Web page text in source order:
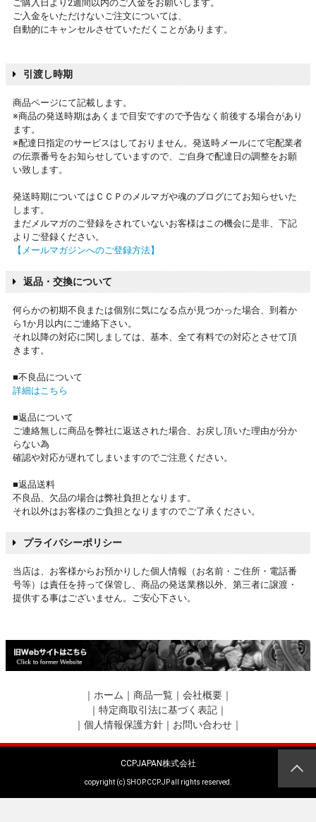
ご購入日より2週間以内のご入金をお願いします。
ご入金をいただけないご注文については、
自動的にキャンセルさせていただくことがあります。
引渡し時期
商品ページにて記載します。
※商品の発送時期はあくまで目安ですので予告なく前後する場合があり
ます。
※配達日指定のサービスはしておりません。発送時メールにて宅配業者
の伝票番号をお知らせしていますので、ご自身で配達日の調整をお願
い致します。
発送時期についてはＣＣＰのメルマガや魂のブログにてお知らせいた
します。
まだメルマガのご登録をされていないお客様はこの機会に是非、下記
よりご登録ください。
【メールマガジンへのご登録方法】
返品・交換について
何らかの初期不良または個別に気になる点が見つかった場合、到着か
ら1か月以内にご連絡下さい。
それ以降の対応に関しましては、基本、全て有料での対応とさせて頂
きます。
■不良品について
詳細はこちら
■返品について
ご連絡無しに商品を弊社に返送された場合、お戻し頂いた理由が分か
らない為
確認や対応が遅れてしまいますのでご注意ください。
■返品送料
不良品、欠品の場合は弊社負担となります。
それ以外はお客様のご負担となりますのでご了承ください。
プライバシーポリシー
当店は、お客様からお預かりした個人情報（お名前・ご住所・電話番
号等）は責任を持って保管し、商品の発送業務以外、第三者に譲渡・
提供する事はございません。ご安心下さい。
｜ ホーム ｜ 商品一覧 ｜ 会社概要 ｜
｜ 特定商取引法に基づく表記 ｜
｜ 個人情報保護方針 ｜ お問い合わせ ｜
CCPJAPAN株式会社
copyright (c) SHOP.CCP.JP all rights reserved.